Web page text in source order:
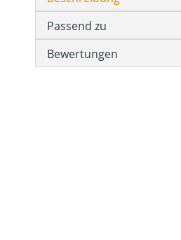
Passend zu
Bewertungen